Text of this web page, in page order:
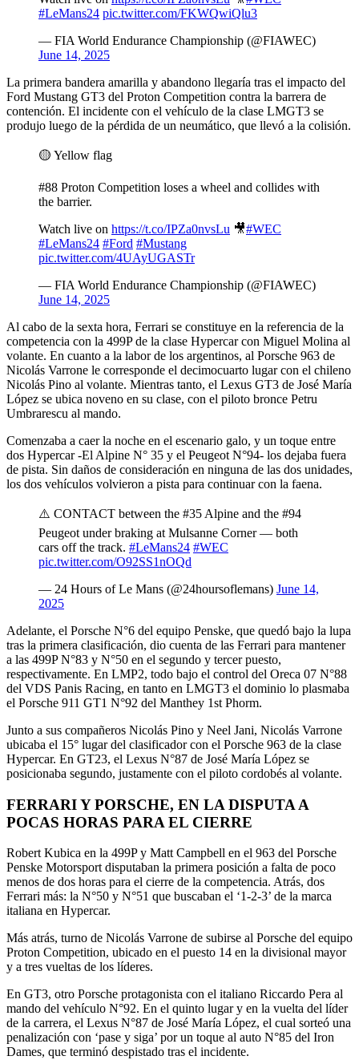
#LeMans24 pic.twitter.com/FKWQwiQlu3
— FIA World Endurance Championship (@FIAWEC)
June 14, 2025
La primera bandera amarilla y abandono llegaría tras el impacto del
Ford Mustang GT3 del Proton Competition contra la barrera de
contención. El incidente con el vehículo de la clase LMGT3 se
produjo luego de la pérdida de un neumático, que llevó a la colisión.
🟡 Yellow flag
#88 Proton Competition loses a wheel and collides with
the barrier.
Watch live on https://t.co/IPZa0nvsLu 🎥#WEC
#LeMans24 #Ford #Mustang
pic.twitter.com/4UAyUGASTr
— FIA World Endurance Championship (@FIAWEC)
June 14, 2025
Al cabo de la sexta hora, Ferrari se constituye en la referencia de la
competencia con la 499P de la clase Hypercar con Miguel Molina al
volante. En cuanto a la labor de los argentinos, al Porsche 963 de
Nicolás Varrone le corresponde el decimocuarto lugar con el chileno
Nicolás Pino al volante. Mientras tanto, el Lexus GT3 de José María
López se ubica noveno en su clase, con el piloto bronce Petru
Umbrarescu al mando.
Comenzaba a caer la noche en el escenario galo, y un toque entre
dos Hypercar -El Alpine N° 35 y el Peugeot N°94- los dejaba fuera
de pista. Sin daños de consideración en ninguna de las dos unidades,
los dos vehículos volvieron a pista para continuar con la faena.
⚠️ CONTACT between the #35 Alpine and the #94
Peugeot under braking at Mulsanne Corner — both
cars off the track. #LeMans24 #WEC
pic.twitter.com/O92SS1nOQd
— 24 Hours of Le Mans (@24hoursoflemans) June 14,
2025
Adelante, el Porsche N°6 del equipo Penske, que quedó bajo la lupa
tras la primera clasificación, dio cuenta de las Ferrari para mantener
a las 499P N°83 y N°50 en el segundo y tercer puesto,
respectivamente. En LMP2, todo bajo el control del Oreca 07 N°88
del VDS Panis Racing, en tanto en LMGT3 el dominio lo plasmaba
el Porsche 911 GT1 N°92 del Manthey 1st Phorm.
Junto a sus compañeros Nicolás Pino y Neel Jani, Nicolás Varrone
ubicaba el 15° lugar del clasificador con el Porsche 963 de la clase
Hypercar. En GT23, el Lexus N°87 de José María López se
posicionaba segundo, justamente con el piloto cordobés al volante.
FERRARI Y PORSCHE, EN LA DISPUTA A
POCAS HORAS PARA EL CIERRE
Robert Kubica en la 499P y Matt Campbell en el 963 del Porsche
Penske Motorsport disputaban la primera posición a falta de poco
menos de dos horas para el cierre de la competencia. Atrás, dos
Ferrari más: la N°50 y N°51 que buscaban el ‘1-2-3’ de la marca
italiana en Hypercar.
Más atrás, turno de Nicolás Varrone de subirse al Porsche del equipo
Proton Competition, ubicado en el puesto 14 en la divisional mayor
y a tres vueltas de los líderes.
En GT3, otro Porsche protagonista con el italiano Riccardo Pera al
mando del vehículo N°92. En el quinto lugar y en la vuelta del líder
de la carrera, el Lexus N°87 de José María López, el cual sorteó una
penalización con ‘pase y siga’ por un toque al auto N°85 del Iron
Dames, que terminó despistado tras el incidente.